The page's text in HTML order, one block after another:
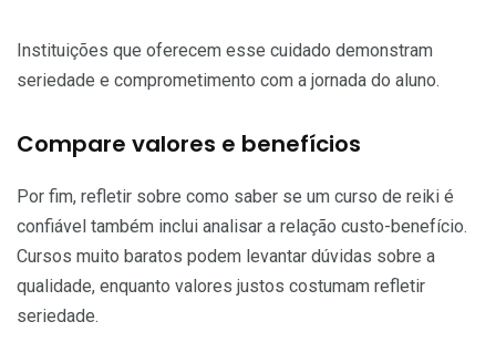
Instituições que oferecem esse cuidado demonstram
seriedade e comprometimento com a jornada do aluno.
Compare valores e benefícios
Por fim, refletir sobre como saber se um curso de reiki é
confiável também inclui analisar a relação custo-benefício.
Cursos muito baratos podem levantar dúvidas sobre a
qualidade, enquanto valores justos costumam refletir
seriedade.